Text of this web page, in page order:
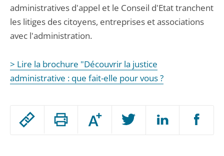
Passer
Augmenter
ou
administratives d'appel et le Conseil d'Etat tranchent
les litiges des citoyens, entreprises et associations
avec l'administration.
> Lire la brochure "Découvrir la justice
administrative : que fait-elle pour vous ?